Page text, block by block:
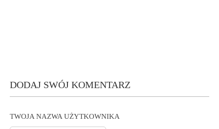
DODAJ SWÓJ KOMENTARZ
TWOJA NAZWA UŻYTKOWNIKA